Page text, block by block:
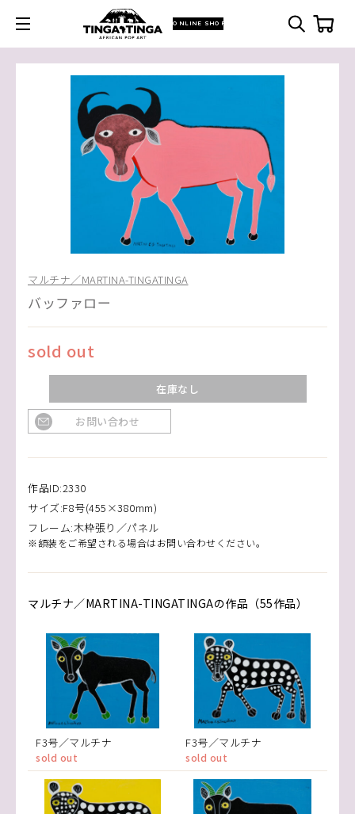
ONLINE SHOP
マルチナ／MARTINA-TINGATINGA
バッファロー
sold out
在庫なし
お問い合わせ
作品ID:2330
サイズ:F8号(455×380mm)
フレーム:木枠張り／パネル
※額装をご希望される場合はお問い合わせください。
マルチナ／MARTINA-TINGATINGAの作品（55作品）
F3号／マルチナ
sold out
F3号／マルチナ
sold out